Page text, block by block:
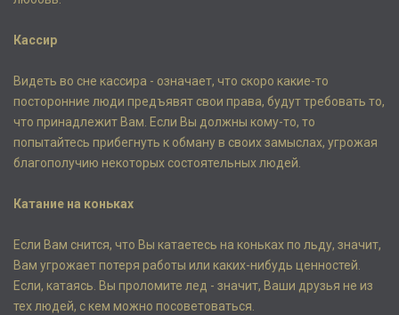
Кассир
Видеть во сне кассира - означает, что скоро какие-то
посторонние люди предъявят свои права, будут требовать то,
что принадлежит Вам. Если Вы должны кому-то, то
попытайтесь прибегнуть к обману в своих замыслах, угрожая
благополучию некоторых состоятельных людей.
Катание на коньках
Если Вам снится, что Вы катаетесь на коньках по льду, значит,
Вам угрожает потеря работы или каких-нибудь ценностей.
Если, катаясь. Вы проломите лед - значит, Ваши друзья не из
тех людей, с кем можно посоветоваться.